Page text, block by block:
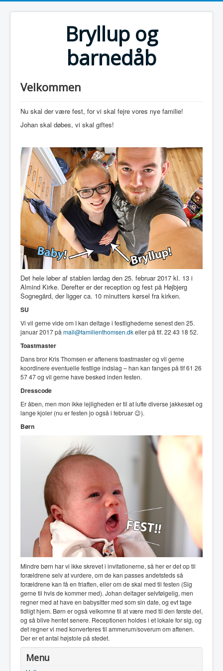
Bryllup og
barnedåb
Velkommen
Nu skal der være fest, for vi skal fejre vores nye familie!
Johan skal døbes, vi skal giftes!
Det hele løber af stablen lørdag den 25. februar 2017 kl. 13 i
Almind Kirke. Derefter er der reception og fest på Højbjerg
Sognegård, der ligger ca. 10 minutters kørsel fra kirken.
SU
Vi vil gerne vide om I kan deltage i festlighederne senest den 25.
januar 2017 på mail@familienthomsen.dkeller på tlf. 22 43 18 52.
Toastmaster
Dans bror Kris Thomsen er aftenens toastmaster og vil gerne
koordinere eventuelle festlige indslag – han kan fanges på tlf 61 26
57 47 og vil gerne have besked inden festen.
Dresscode
Er åben, men mon ikke lejligheden er til at lufte diverse jakkesæt og
lange kjoler (nu er festen jo også i februar 😉).
Børn
Mindre børn har vi ikke skrevet i invitationerne, så her er det op til
forældrene selv at vurdere, om de kan passes andetsteds så
forældrene kan få en friaften, eller om de skal med til festen (Sig
gerne til hvis de kommer med). Johan deltager selvfølgelig, men
regner med at have en babysitter med som sin date, og evt tage
tidligt hjem. Børn er også velkomne til at være med til den første del,
og så blive hentet senere. Receptionen holdes i et lokale for sig, og
det regner vi med konverteres til ammerum/soverum om aftenen.
Der er et antal højstole på stedet.
Menu